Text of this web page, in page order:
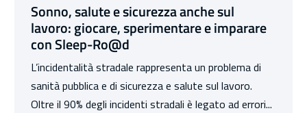
Sonno, salute e sicurezza anche sul
lavoro: giocare, sperimentare e imparare
con Sleep-Ro@d
L’incidentalità stradale rappresenta un problema di
sanità pubblica e di sicurezza e salute sul lavoro.
Oltre il 90% degli incidenti stradali è legato ad errori...